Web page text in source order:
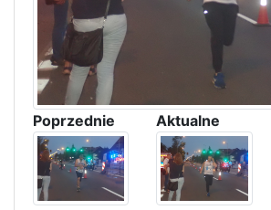
Poprzednie Aktualne